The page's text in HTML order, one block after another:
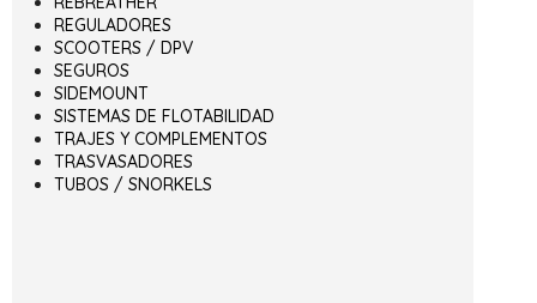
REGULADORES
SCOOTERS / DPV
SEGUROS
SIDEMOUNT
SISTEMAS DE FLOTABILIDAD
TRAJES Y COMPLEMENTOS
TRASVASADORES
TUBOS / SNORKELS